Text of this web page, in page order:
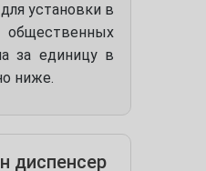
установки в
за единицу в
ниже.
диспенсер